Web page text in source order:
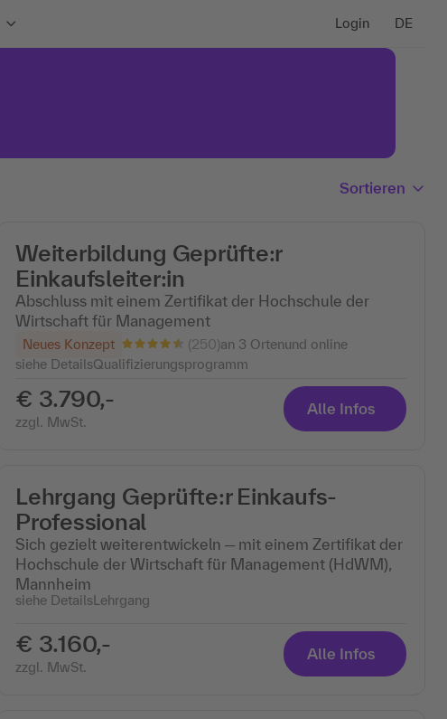
Login DE
Sortieren
Weiterbildung Geprüfte:r
Einkaufsleiter:in
Abschluss mit einem Zertifikat der Hochschule der
Wirtschaft für Management
Neues Konzept (250)an 3 Ortenund online
siehe DetailsQualifizierungsprogramm
€ 3.790,-
zzgl. MwSt.
Alle Infos
Lehrgang Geprüfte:r Einkaufs-
Professional
Sich gezielt weiterentwickeln ─ mit einem Zertifikat der
Hochschule der Wirtschaft für Management (HdWM),
Mannheim
siehe DetailsLehrgang
€ 3.160,-
zzgl. MwSt.
Alle Infos